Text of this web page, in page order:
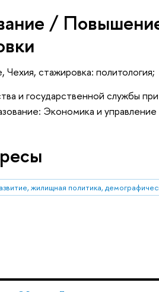
/
стажировка: политология;
и государственной службы
Экономика и
жилищная политика,